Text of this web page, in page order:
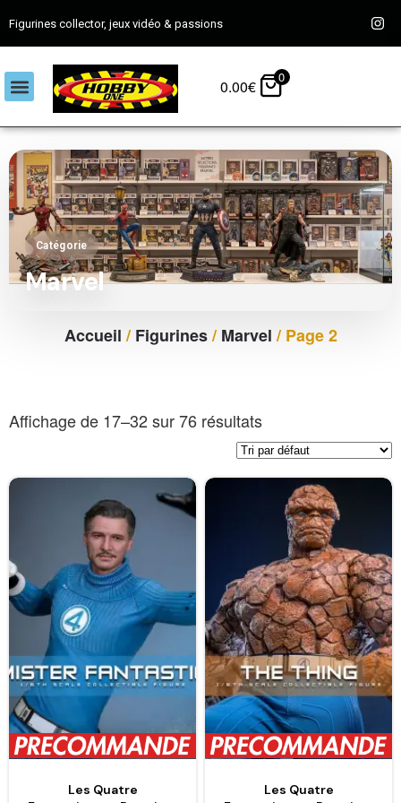
Figurines collector, jeux vidéo & passions
0.00€ 0
Catégorie
Marvel
Accueil /Figurines/Marvel / Page 2
Affichage de 17–32 sur 76 résultats
Les Quatre
Les Quatre